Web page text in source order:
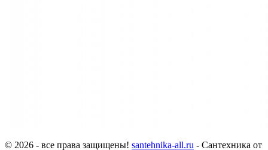
© 2026 - все права защищены! santehnika-all.ru - Сантехника от